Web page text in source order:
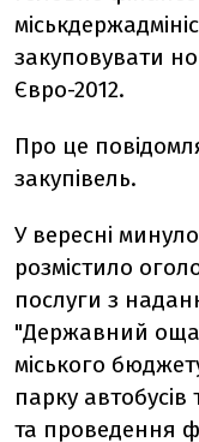
закуповувати
Євро-2012.
Про це
закупівель.
У вересні
розмістило
послуги з
"Державний
міського
парку автобусів
та проведення